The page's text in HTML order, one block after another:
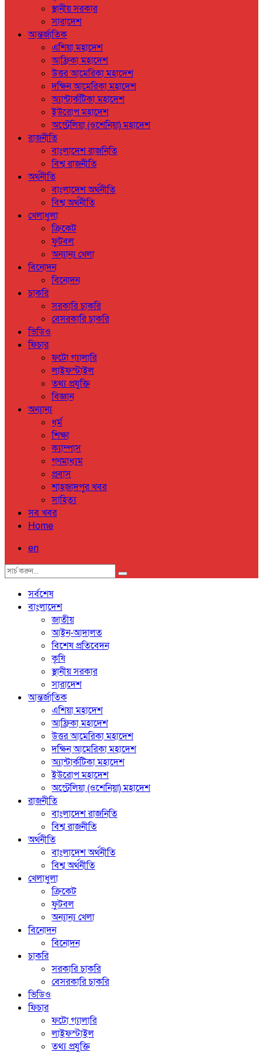
স্থানীয় সরকার
সারাদেশ
আন্তর্জাতিক
এশিয়া মহাদেশ
আফ্রিকা মহাদেশ
উত্তর আমেরিকা মহাদেশ
দক্ষিন আমেরিকা মহাদেশ
অ্যান্টার্কটিকা মহাদেশ
ইউরোপ মহাদেশ
অস্ট্রেলিয়া (ওশেনিয়া) মহাদেশ
রাজনীতি
বাংলাদেশ রাজনিতি
বিশ্ব রাজনীতি
অর্থনীতি
বাংলাদেশ অর্থনীতি
বিশ্ব অর্থনীতি
খেলাধুলা
ক্রিকেট
ফুটবল
অন্যান্য খেলা
বিনোদন
বিনোদন
চাকরি
সরকারি চাকরি
বেসরকারি চাকরি
ভিডিও
ফিচার
ফটো গ্যালারি
লাইফস্টাইল
তথ্য প্রযুক্তি
বিজ্ঞান
অন্যান্য
ধর্ম
শিক্ষা
ক্যাম্পাস
গণমাধ্যম
প্রবাস
শাহজাদপুর খবর
সাহিত্য
সব খবর
Home
en
সর্বশেষ
বাংলাদেশ
জাতীয়
আইন-আদালত
বিশেষ প্রতিবেদন
কৃষি
স্থানীয় সরকার
সারাদেশ
আন্তর্জাতিক
এশিয়া মহাদেশ
আফ্রিকা মহাদেশ
উত্তর আমেরিকা মহাদেশ
দক্ষিন আমেরিকা মহাদেশ
অ্যান্টার্কটিকা মহাদেশ
ইউরোপ মহাদেশ
অস্ট্রেলিয়া (ওশেনিয়া) মহাদেশ
রাজনীতি
বাংলাদেশ রাজনিতি
বিশ্ব রাজনীতি
অর্থনীতি
বাংলাদেশ অর্থনীতি
বিশ্ব অর্থনীতি
খেলাধুলা
ক্রিকেট
ফুটবল
অন্যান্য খেলা
বিনোদন
বিনোদন
চাকরি
সরকারি চাকরি
বেসরকারি চাকরি
ভিডিও
ফিচার
ফটো গ্যালারি
লাইফস্টাইল
তথ্য প্রযুক্তি